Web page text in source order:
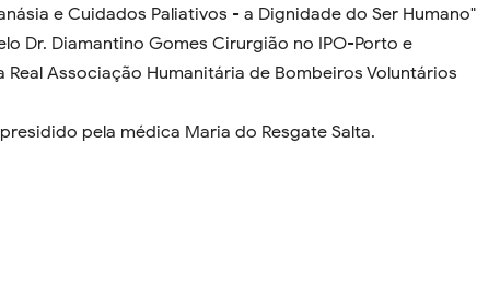
e Cuidados Paliativos - a Dignidade do Ser Humano"
Dr. Diamantino Gomes Cirurgião no IPO-Porto e
Associação Humanitária de Bombeiros Voluntários
pela médica Maria do Resgate Salta.